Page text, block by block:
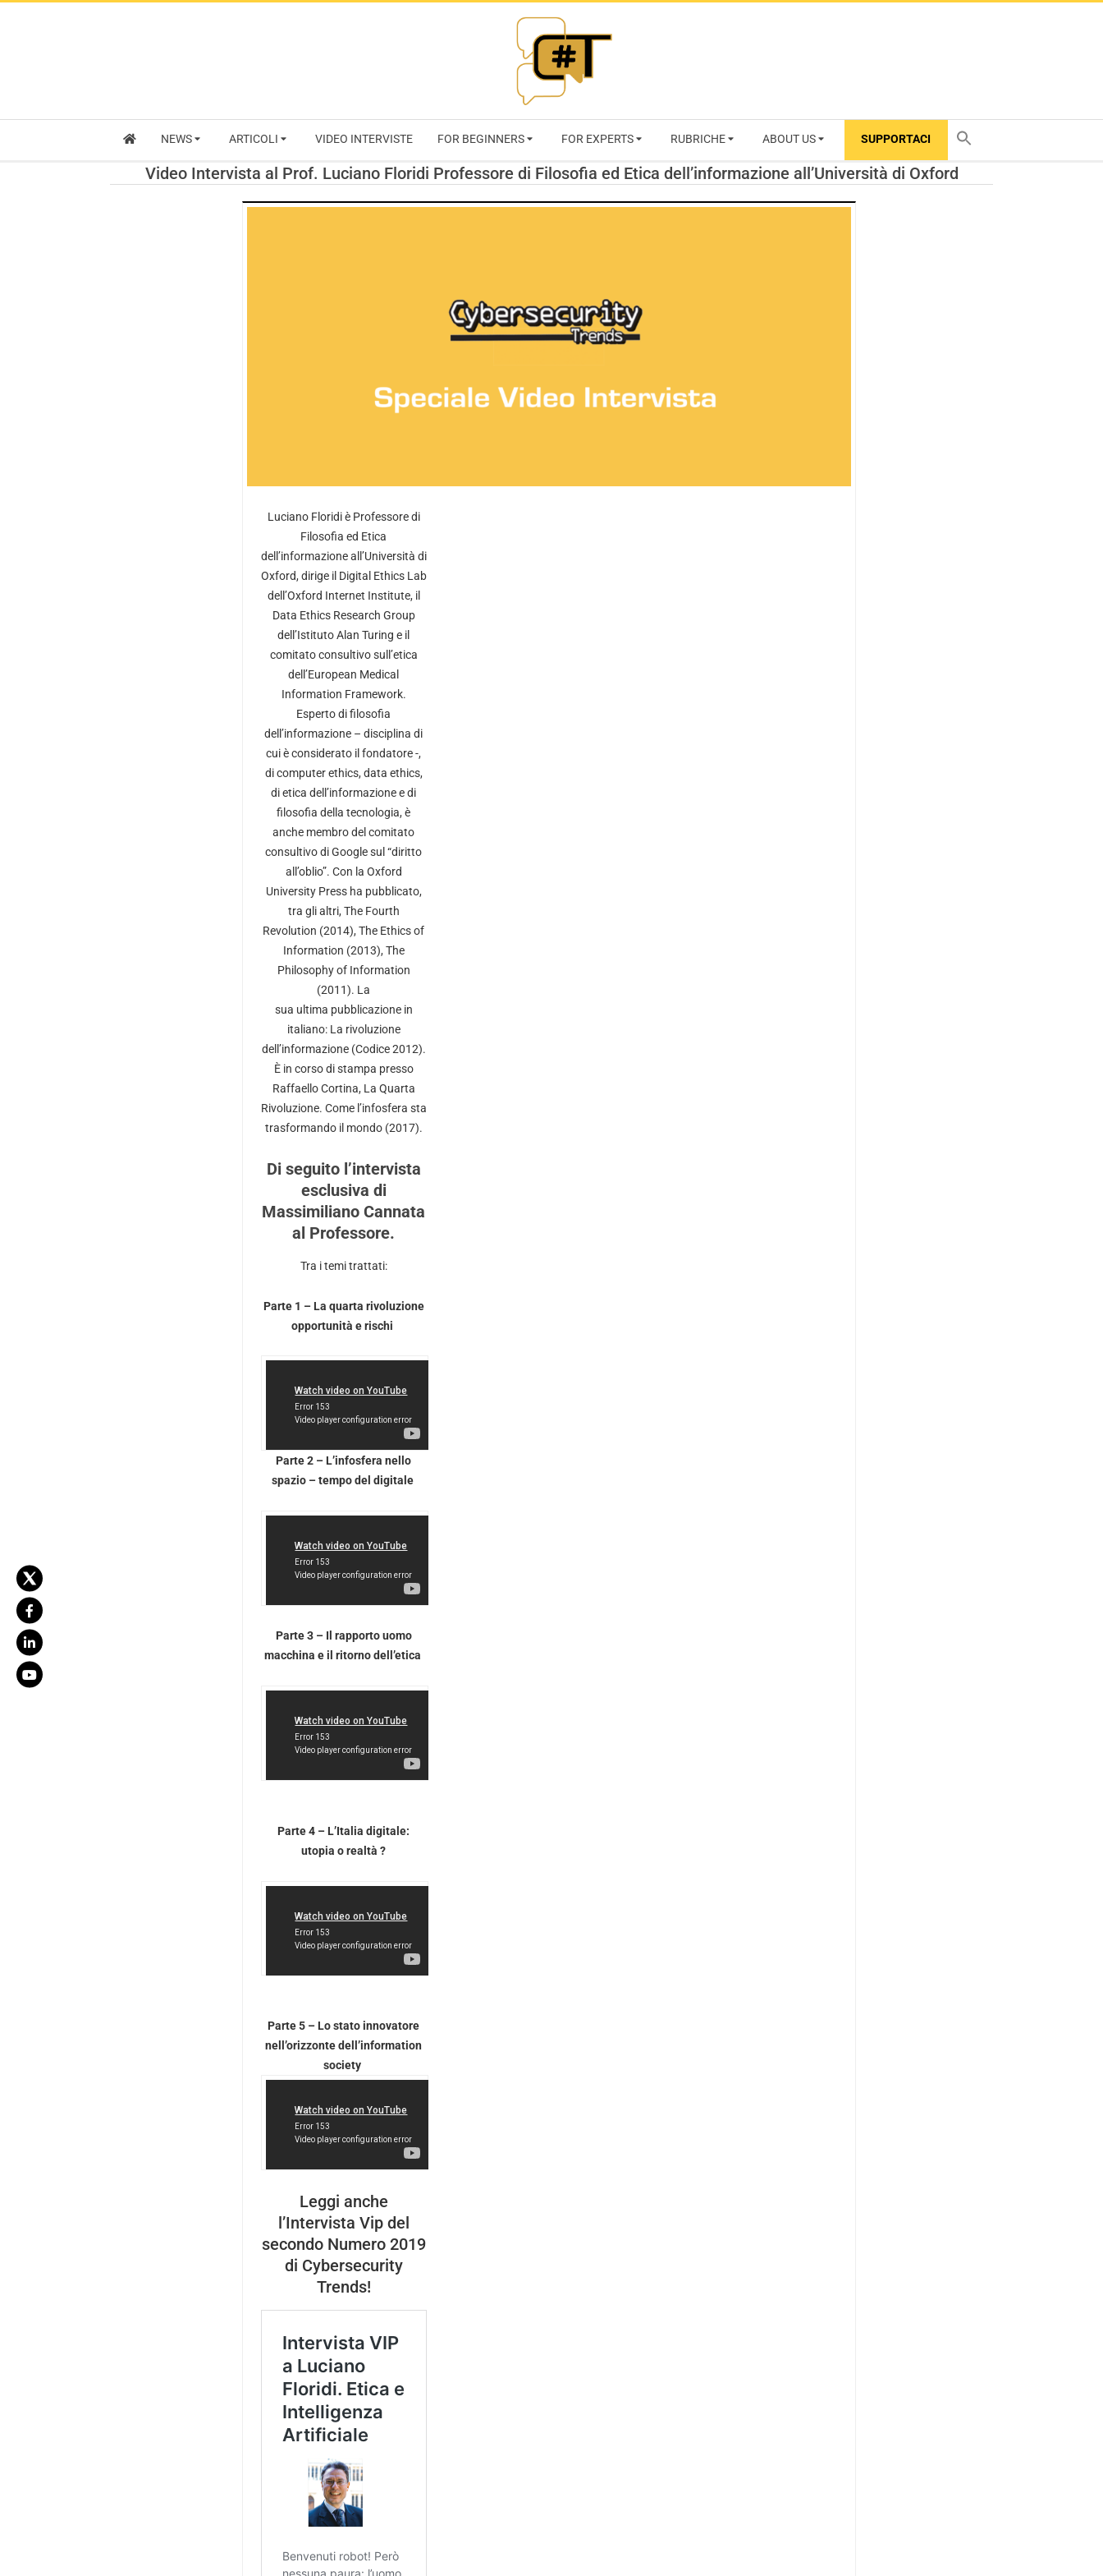
RIVISTA
CYBERSECURITY
NEWS ARTICOLI VIDEO INTERVISTE FOR BEGINNERS FOR EXPERTS RUBRICHE ABOUT US SUPPORTACI
Video Intervista al Prof. Luciano Floridi Professore di Filosofia ed Etica dell’informazione all’Università di Oxford
Luciano Floridi è Professore di
Filosofia ed Etica
dell’informazione all’Università di
Oxford, dirige il Digital Ethics Lab
dell’Oxford Internet Institute, il
Data Ethics Research Group
dell’Istituto Alan Turing e il
comitato consultivo sull’etica
dell’European Medical
Information Framework.
Esperto di filosofia
dell’informazione – disciplina di
cui è considerato il fondatore -,
di computer ethics, data ethics,
di etica dell’informazione e di
filosofia della tecnologia, è
anche membro del comitato
consultivo di Google sul “diritto
all’oblio”. Con la Oxford
University Press ha pubblicato,
tra gli altri, The Fourth
Revolution (2014), The Ethics of
Information (2013), The
Philosophy of Information
(2011). La
sua ultima pubblicazione in
italiano: La rivoluzione
dell’informazione (Codice 2012).
È in corso di stampa presso
Raffaello Cortina, La Quarta
Rivoluzione. Come l’infosfera sta
trasformando il mondo (2017).
Di seguito l’intervista
esclusiva di
Massimiliano Cannata
al Professore.
Tra i temi trattati:
Parte 1 – La quarta rivoluzione
opportunità e rischi
Parte 2 – L’infosfera nello
spazio – tempo del digitale
Parte 3 – Il rapporto uomo
macchina e il ritorno dell’etica
Parte 4 – L’Italia digitale:
utopia o realtà ?
Parte 5 – Lo stato innovatore
nell’orizzonte dell’information
society
Leggi anche
l’Intervista Vip del
secondo Numero 2019
di Cybersecurity
Trends!